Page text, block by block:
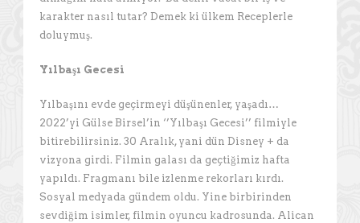
karakter nasıl tutar? Demek ki ülkem Receplerle
doluymuş.
Yılbaşı Gecesi
Yılbaşını evde geçirmeyi düşünenler, yaşadı…
2022’yi Gülse Birsel’in ‘’Yılbaşı Gecesi’’ filmiyle
bitirebilirsiniz. 30 Aralık, yani dün Disney + da
vizyona girdi. Filmin galası da geçtiğimiz hafta
yapıldı. Fragmanı bile izlenme rekorları kırdı.
Sosyal medyada gündem oldu. Yine birbirinden
sevdiğim isimler, filmin oyuncu kadrosunda. Alican